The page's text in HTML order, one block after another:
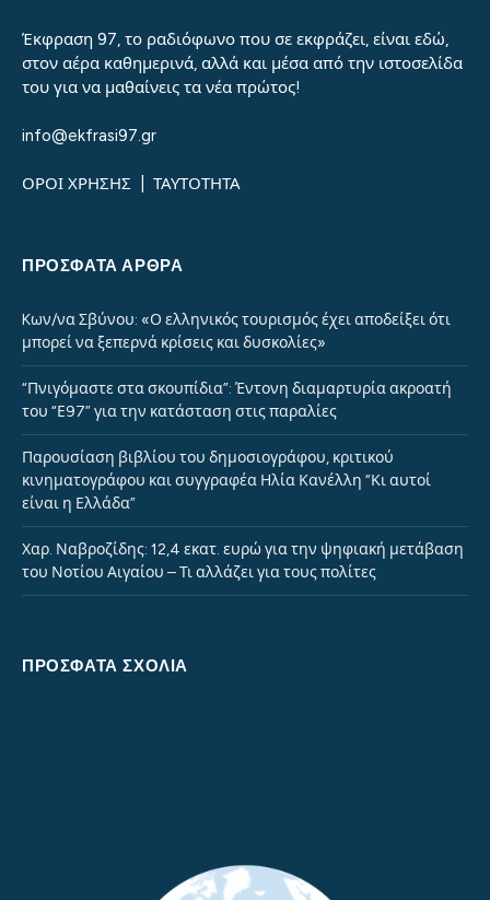
Έκφραση 97, το ραδιόφωνο που σε εκφράζει, είναι εδώ,
στον αέρα καθημερινά, αλλά και μέσα από την ιστοσελίδα
του για να μαθαίνεις τα νέα πρώτος!
info@ekfrasi97.gr
ΟΡΟΙ ΧΡΗΣΗΣ ΤΑΥΤΟΤΗΤΑ
ΠΡΌΣΦΑΤΑ ΆΡΘΡΑ
Kων/να Σβύνου: «Ο ελληνικός τουρισμός έχει αποδείξει ότι
μπορεί να ξεπερνά κρίσεις και δυσκολίες»
“Πνιγόμαστε στα σκουπίδια”: Έντονη διαμαρτυρία ακροατή
του “Ε97” για την κατάσταση στις παραλίες
Παρουσίαση βιβλίου του δημοσιογράφου, κριτικού
κινηματογράφου και συγγραφέα Ηλία Κανέλλη “Κι αυτοί
είναι η Ελλάδα”
Χαρ. Ναβροζίδης: 12,4 εκατ. ευρώ για την ψηφιακή μετάβαση
του Νοτίου Αιγαίου – Τι αλλάζει για τους πολίτες
ΠΡΌΣΦΑΤΑ ΣΧΌΛΙΑ